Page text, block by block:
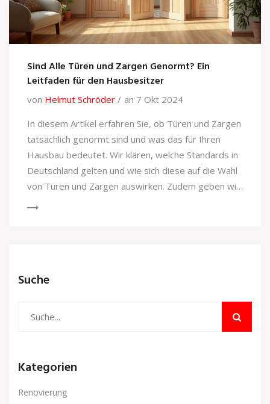
Sind Alle Türen und Zargen Genormt? Ein
Leitfaden für den Hausbesitzer
von Helmut Schröder
an 7 Okt 2024
In diesem Artikel erfahren Sie, ob Türen und Zargen
tatsächlich genormt sind und was das für Ihren
Hausbau bedeutet. Wir klären, welche Standards in
Deutschland gelten und wie sich diese auf die Wahl
von Türen und Zargen auswirken. Zudem geben wir
Suche
Kategorien
Renovierung